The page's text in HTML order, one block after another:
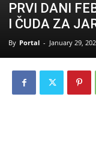
PRVI DANI
I ČUDA ZA
By Portal - January 29,